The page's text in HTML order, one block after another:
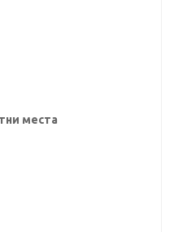
места